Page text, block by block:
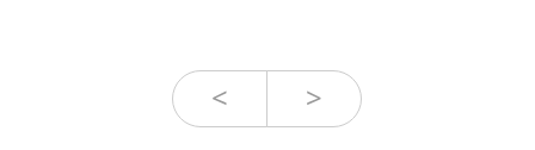
की है कि ये रंगीन बादल AI से बने नहीं हैं — ये
सचमुच क
< >